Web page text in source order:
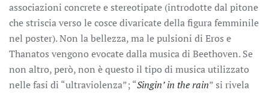
associazioni concrete e stereotipate (introdotte dal pitone
che striscia verso le cosce divaricate della figura femminile
nel poster). Non la bellezza, ma le pulsioni di Eros e
Thanatos vengono evocate dalla musica di Beethoven. Se
non altro, però, non è questo il tipo di musica utilizzato
nelle fasi di “ultraviolenza”; “Singin’ in the rain” si rivela